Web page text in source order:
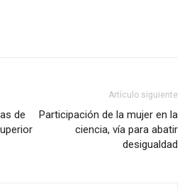
de
Artículo siguiente
Participación de la mujer en la
ciencia, vía para abatir
desigualdad